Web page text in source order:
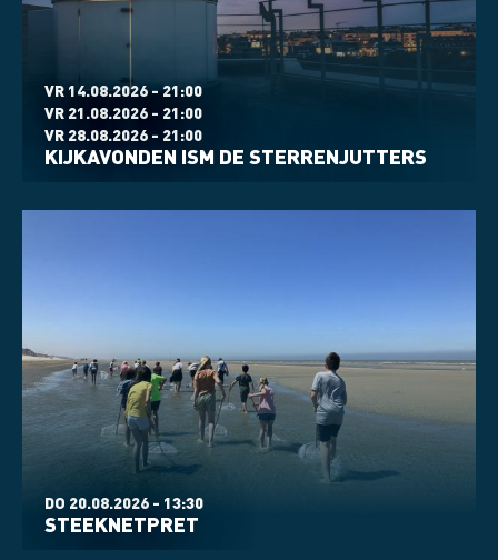
VR 14.08.2026 - 21:00
VR 21.08.2026 - 21:00
VR 28.08.2026 - 21:00
KIJKAVONDEN ISM DE STERRENJUTTERS
DO 20.08.2026 - 13:30
STEEKNETPRET